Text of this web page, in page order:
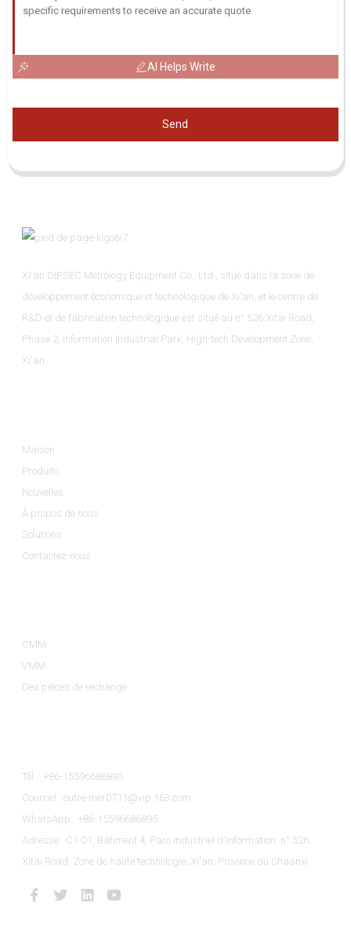
AI Helps Write
Send
Xi'an DIPSEC Metrology Equipment Co., Ltd., situé dans la zone de
développement économique et technologique de Xi'an, et le centre de
R&D et de fabrication technologique est situé au n° 526 Xitai Road,
Phase 2, Information Industrial Park, High-tech Development Zone,
Xi'an.
Maison
Produits
Nouvelles
À propos de nous
Solutions
Contactez-nous
CMM
VMM
Des pièces de rechange
Tél. : +86-15596686895
Courriel : outre-mer0711@vip.163.com
WhatsApp : +86-15596686895
Adresse : C1-01, Bâtiment 4, Parc industriel d'information, n° 526,
Xitai Road, Zone de haute technologie, Xi'an, Province du Shaanxi